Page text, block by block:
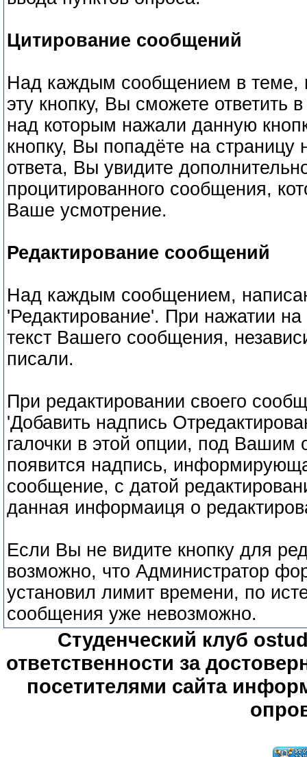
Цитирование сообщений
Над каждым сообщением в теме,
эту кнопку, Вы сможете ответить
над которым нажали данную
кнопку, Вы попадёте на
ответа, Вы увидите
процитированного сообщения,
Ваше усмотрение.
Редактирование сообщений
Над каждым сообщением,
'Редактирование'. При нажатии на
текст Вашего сообщения,
писали.
При редактировании своего
'Добавить надпись
галочки в этой опции, под
появится надпись,
сообщение, с датой
данная информаиця о
Если Вы не видите кнопку для
возможно, что Администратор
установил лимит времени, по
сообщения уже невозможно.
Студенческий клуб
ответственности за
посетителями сайта